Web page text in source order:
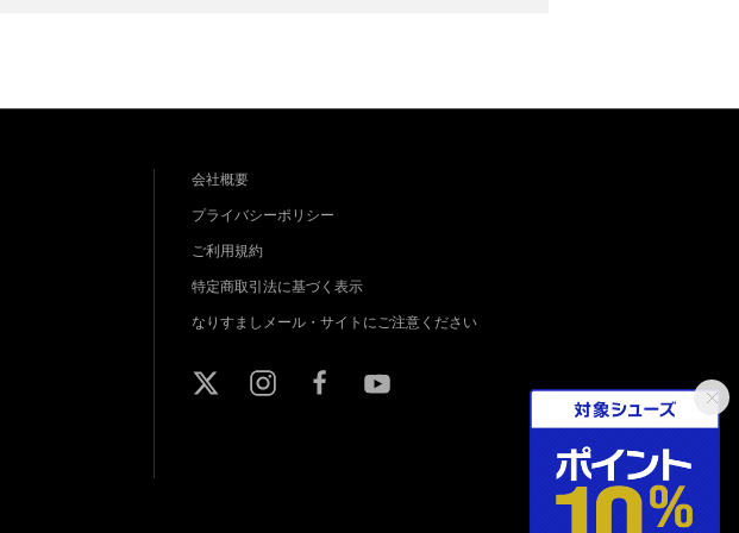
会社概要
プライバシーポリシー
ご利用規約
特定商取引法に基づく表示
なりすましメール・サイトにご注意ください